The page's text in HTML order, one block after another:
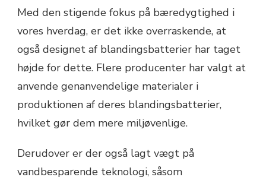
Med den stigende fokus på bæredygtighed i
vores hverdag, er det ikke overraskende, at
også designet af blandingsbatterier har taget
højde for dette. Flere producenter har valgt at
anvende genanvendelige materialer i
produktionen af deres blandingsbatterier,
hvilket gør dem mere miljøvenlige.
Derudover er der også lagt vægt på
vandbesparende teknologi, såsom